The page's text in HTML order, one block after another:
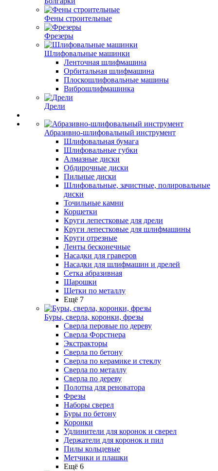
Фены строительные
Фрезеры
Шлифовальные машинки
Ленточная шлифмашина
Орбитальная шлифмашина
Плоскошлифовальные машины
Виброшлифмашинка
Дрели
Абразивно-шлифовальный инструмент
Шлифовальная бумага
Шлифовальные губки
Алмазные диски
Обдирочные диски
Пильные диски
Шлифовальные, зачистные, полировальные
диски
Точильные камни
Корщетки
Круги лепестковые для дрели
Круги лепестковые для шлифмашины
Круги отрезные
Ленты бесконечные
Насадки для граверов
Насадки для шлифмашин и дрелей
Сетка абразивная
Шарошки
Щетки по металлу
Ещё 7
Буры, сверла, коронки, фрезы
Сверла перовые по дереву
Сверла Форстнера
Экстракторы
Сверла по бетону
Сверла по керамике и стеклу
Сверла по металлу
Сверла по дереву
Полотна для реноватора
Фрезы
Наборы сверел
Буры по бетону
Коронки
Удлинители для коронок и сверел
Держатели для коронок и пил
Пилы кольцевые
Метчики и плашки
Ещё 6